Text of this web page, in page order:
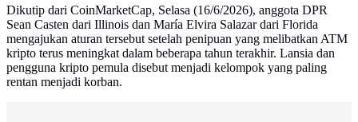
Dikutip dari CoinMarketCap, Selasa (16/6/2026), anggota DPR
Sean Casten dari Illinois dan María Elvira Salazar dari Florida
mengajukan aturan tersebut setelah penipuan yang melibatkan ATM
kripto terus meningkat dalam beberapa tahun terakhir. Lansia dan
pengguna kripto pemula disebut menjadi kelompok yang paling
rentan menjadi korban.